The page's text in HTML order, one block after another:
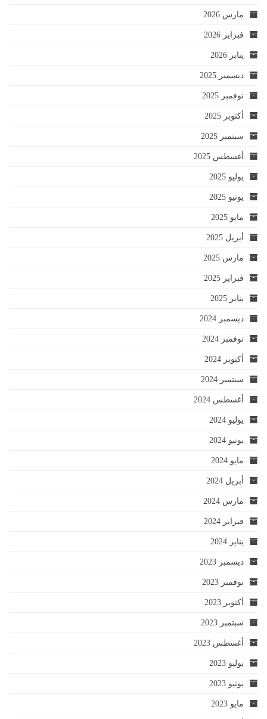
مارس 2026
فبراير 2026
يناير 2026
ديسمبر 2025
نوفمبر 2025
أكتوبر 2025
سبتمبر 2025
أغسطس 2025
يوليو 2025
يونيو 2025
مايو 2025
أبريل 2025
مارس 2025
فبراير 2025
يناير 2025
ديسمبر 2024
نوفمبر 2024
أكتوبر 2024
سبتمبر 2024
أغسطس 2024
يوليو 2024
يونيو 2024
مايو 2024
أبريل 2024
مارس 2024
فبراير 2024
يناير 2024
ديسمبر 2023
نوفمبر 2023
أكتوبر 2023
سبتمبر 2023
أغسطس 2023
يوليو 2023
يونيو 2023
مايو 2023